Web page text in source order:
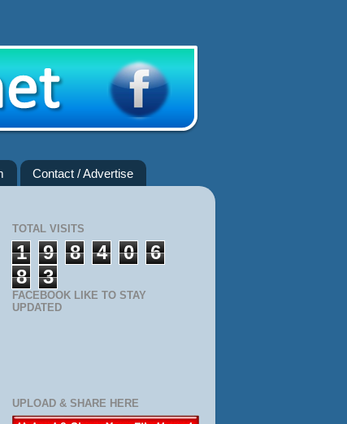
Contact / Advertise
TOTAL VISITS
1 9 8 4 0
6
8
3
FACEBOOK LIKE TO STAY
UPDATED
UPLOAD & SHARE HERE